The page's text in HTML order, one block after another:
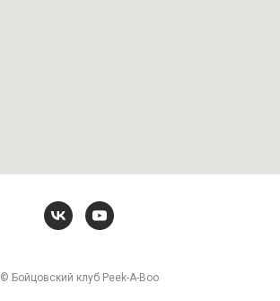
© Бойцовский клуб Peek-A-Boo